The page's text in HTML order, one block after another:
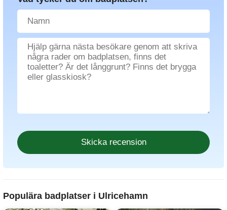
Populära badplatser i Ulricehamn